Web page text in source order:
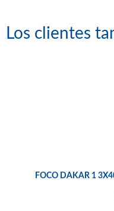
Los clientes
FOCO DAKAR 1